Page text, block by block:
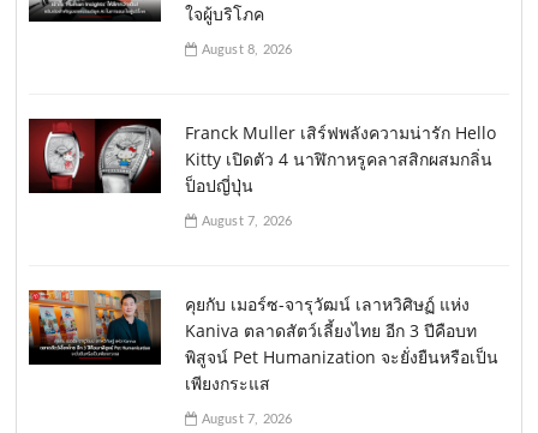
ใจผู้บริโภค
August 8, 2026
Franck Muller เสิร์ฟพลังความน่ารัก Hello
Kitty เปิดตัว 4 นาฬิกาหรูคลาสสิกผสมกลิ่น
ป็อปญี่ปุ่น
August 7, 2026
คุยกับ เมอร์ซ-จารุวัฒน์ เลาหวิศิษฏ์ แห่ง
Kaniva ตลาดสัตว์เลี้ยงไทย อีก 3 ปีคือบท
พิสูจน์ Pet Humanization จะยั่งยืนหรือเป็น
เพียงกระแส
August 7, 2026